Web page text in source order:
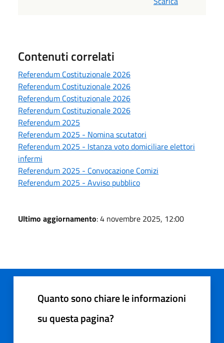
Contenuti correlati
Referendum Costituzionale 2026
Referendum Costituzionale 2026
Referendum Costituzionale 2026
Referendum Costituzionale 2026
Referendum 2025
Referendum 2025 - Nomina scutatori
Referendum 2025 - Istanza voto domiciliare elettori
infermi
Referendum 2025 - Convocazione Comizi
Referendum 2025 - Avviso pubblico
Ultimo aggiornamento: 4 novembre 2025, 12:00
Quanto sono chiare le informazioni
su questa pagina?